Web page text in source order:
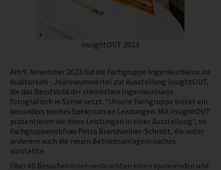
SERVICE
PRÜFING
WETTBEWERBE
KAMPAGNE
InsightOUT 2023
Am 9. November 2023 lud die Fachgruppe Ingenieurbüros ins
Auditorium - Joanneumviertel zur Ausstellung InsightOUT,
die das Berufsbild der steirischen Ingenieurbüros
fotografisch in Szene setzt. "Unsere Fachgruppe bietet ein
besonders breites Spektrum an Leistungen. Mit InsightOUT
präsentieren wir diese Leistungen in einer Ausstellung", so
Fachgruppenobfrau Petra Brandweiner-Schrott, die unter
anderem auch die neuen Betriebsanlagencoaches
vorstellte.
Über 60 Besucher:innen verbrachten einen spannenden und